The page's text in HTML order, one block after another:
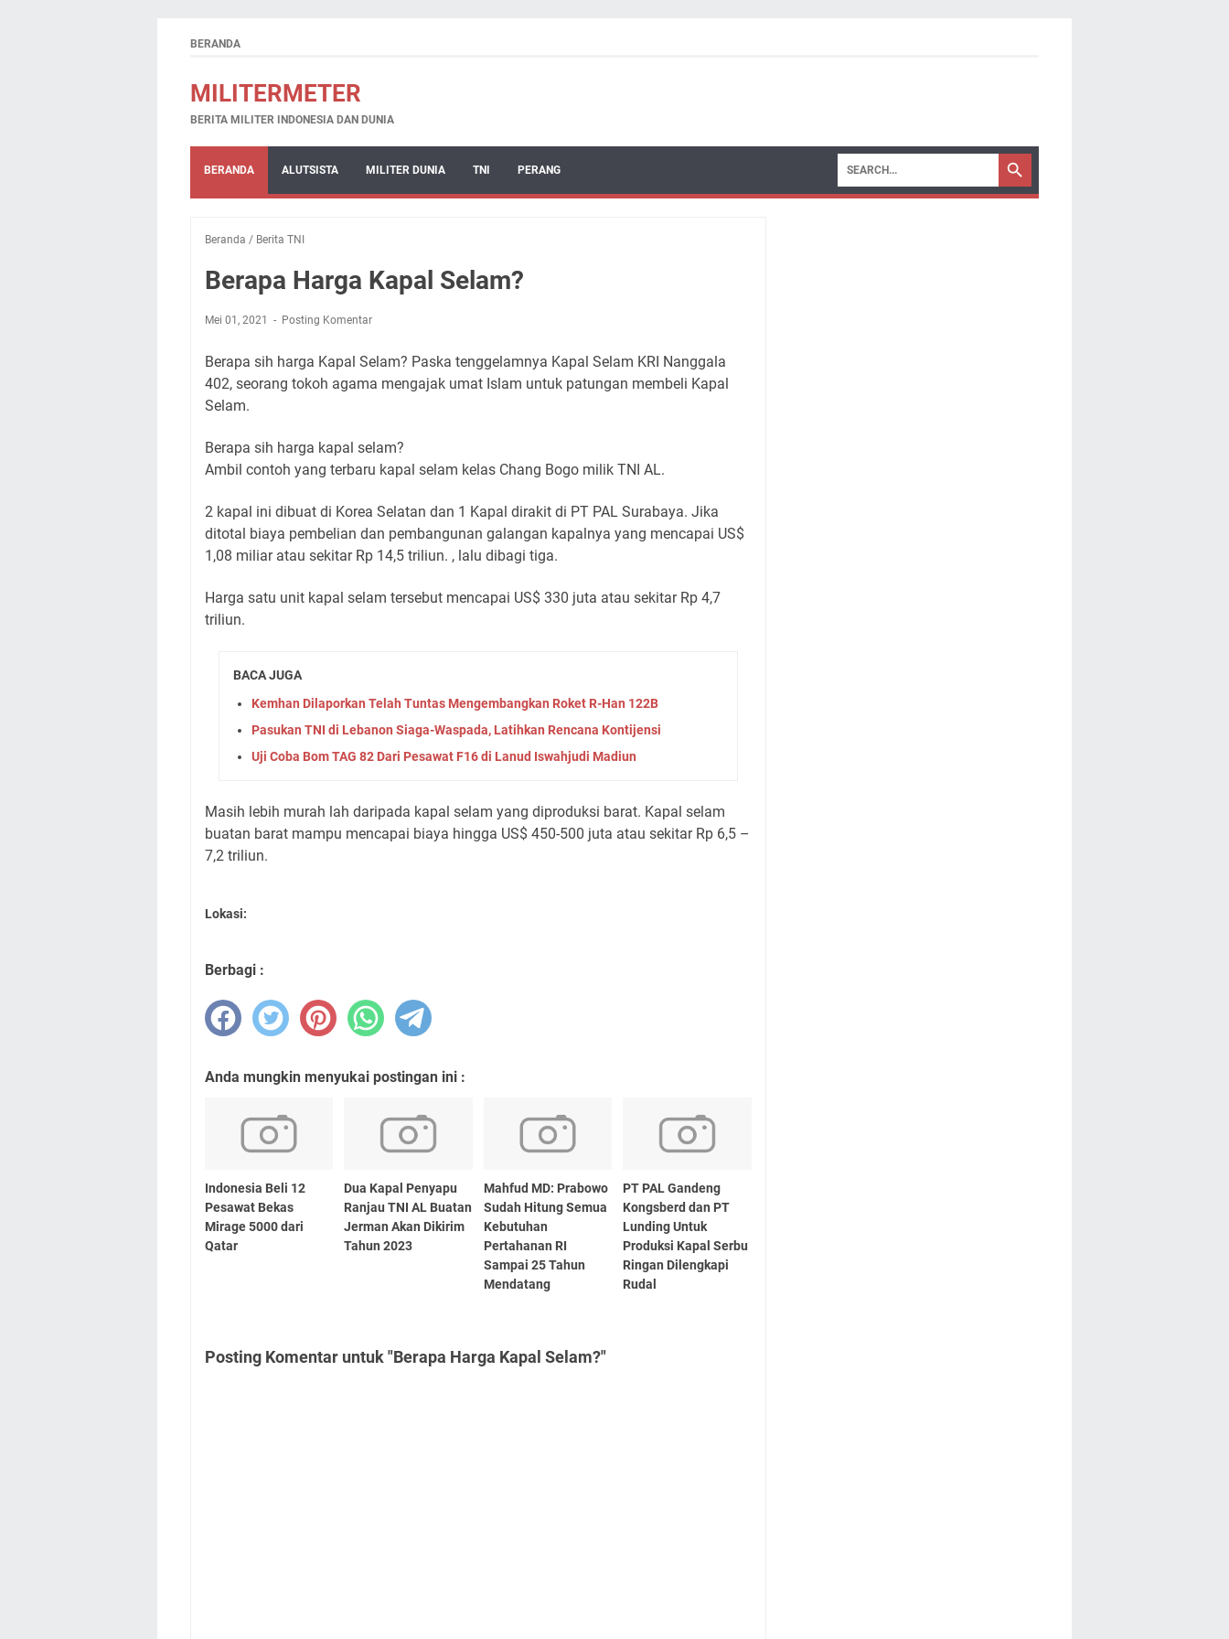
BERANDA
MILITERMETER
BERITA MILITER INDONESIA DAN DUNIA
BERANDA ALUTSISTA MILITER DUNIA TNI PERANG
Beranda / Berita TNI
Berapa Harga Kapal Selam?
Mei 01, 2021 Posting Komentar
Berapa sih harga Kapal Selam? Paska tenggelamnya Kapal Selam KRI Nanggala
402, seorang tokoh agama mengajak umat Islam untuk patungan membeli Kapal
Selam.
Berapa sih harga kapal selam?
Ambil contoh yang terbaru kapal selam kelas Chang Bogo milik TNI AL.
2 kapal ini dibuat di Korea Selatan dan 1 Kapal dirakit di PT PAL Surabaya. Jika
ditotal biaya pembelian dan pembangunan galangan kapalnya yang mencapai US$
1,08 miliar atau sekitar Rp 14,5 triliun. , lalu dibagi tiga.
Harga satu unit kapal selam tersebut mencapai US$ 330 juta atau sekitar Rp 4,7
triliun.
BACA JUGA
Kemhan Dilaporkan Telah Tuntas Mengembangkan Roket R-Han 122B
Pasukan TNI di Lebanon Siaga-Waspada, Latihkan Rencana Kontijensi
Uji Coba Bom TAG 82 Dari Pesawat F16 di Lanud Iswahjudi Madiun
Masih lebih murah lah daripada kapal selam yang diproduksi barat. Kapal selam
buatan barat mampu mencapai biaya hingga US$ 450-500 juta atau sekitar Rp 6,5 –
7,2 triliun.
Lokasi:
Berbagi :
Anda mungkin menyukai postingan ini :
Indonesia Beli 12
Pesawat Bekas
Mirage 5000 dari
Qatar
Dua Kapal Penyapu
Ranjau TNI AL Buatan
Jerman Akan Dikirim
Tahun 2023
Mahfud MD: Prabowo
Sudah Hitung Semua
Kebutuhan
Pertahanan RI
Sampai 25 Tahun
Mendatang
PT PAL Gandeng
Kongsberd dan PT
Lunding Untuk
Produksi Kapal Serbu
Ringan Dilengkapi
Rudal
Posting Komentar untuk "Berapa Harga Kapal Selam?"